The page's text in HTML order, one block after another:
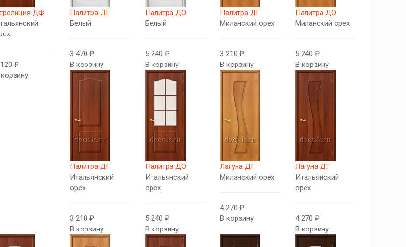
ДФ
₽
Палитра ДГ
Белый
3 470 ₽
В корзину
Палитра ДО
Белый
5 240 ₽
В корзину
Палитра ДГ
Миланский орех
3 210 ₽
В корзину
Палитра ДО
Миланский орех
5 240 ₽
В корзину
Палитра ДГ
Итальянский
орех
3 210 ₽
В корзину
Палитра ДО
Итальянский
орех
5 240 ₽
В корзину
Лагуна ДГ
Миланский орех
4 270 ₽
В корзину
Лагуна ДГ
Итальянский
орех
4 270 ₽
В корзину